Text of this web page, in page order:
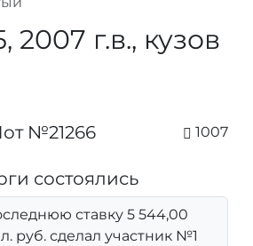
г.в., кузов
№21266 1007
состоялись
ставку 5 544,00
руб. сделал участник №1